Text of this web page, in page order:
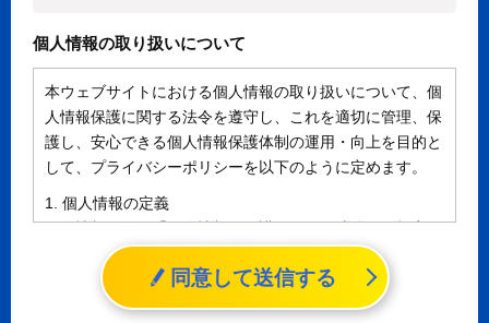
個人情報の取り扱いについて
本ウェブサイトにおける個人情報の取り扱いについて、個
人情報保護に関する法令を遵守し、これを適切に管理、保
護し、安心できる個人情報保護体制の運用・向上を目的と
して、プライバシーポリシーを以下のように定めます。
1. 個人情報の定義
個人情報とは、「個人情報の保護に関する法律」に規定さ
れる生存する個人に関する情報であって、氏名、生年月日
その他の記述等により特定の個人を識別することができる
情報（個人識別情報）を指します。
同意して送信する